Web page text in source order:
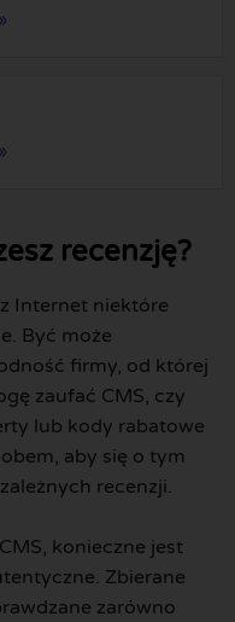
recenzję?
Internet niektóre
Być może
firmy, od której
zaufać CMS, czy
lub kody rabatowe
aby się o tym
recenzji.
konieczne jest
Zbierane
zarówno